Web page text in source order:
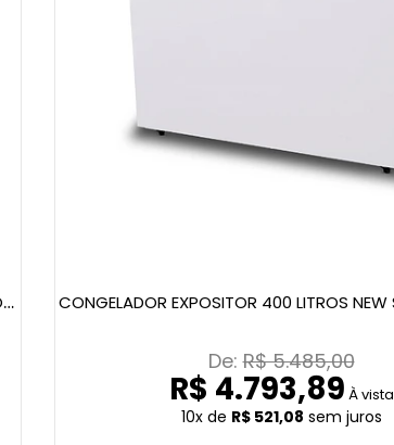
CONGELADOR EXPOSITOR 120 LITROS NEW SLIM 150 BIVOLT AMARELO
De: R$ 5.485,00
R$ 4.793,89 À vista
10xde R$ 521,08 sem juros